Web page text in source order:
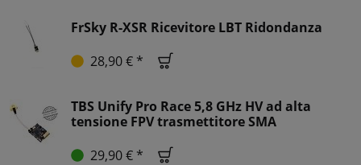
FrSky R-XSR Ricevitore LBT Ridondanza
28,90 € *
TBS Unify Pro Race 5,8 GHz HV ad alta
tensione FPV trasmettitore SMA
29,90 € *